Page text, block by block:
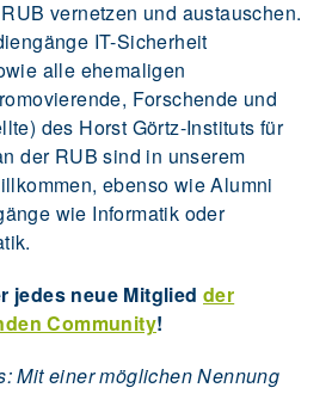
vernetzen und austauschen.
IT-Sicherheit
alle ehemaligen
Forschende und
des Horst Görtz-Instituts für
der RUB sind in unserem
ebenso wie Alumni
wie Informatik oder
jedes neue Mitglied der
Community!
Mit einer möglichen Nennung